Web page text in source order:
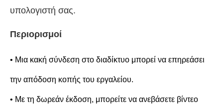
υπολογιστή σας.
Περιορισμοί
• Μια κακή σύνδεση στο διαδίκτυο μπορεί να επηρεάσει
την απόδοση κοπής του εργαλείου.
• Με τη δωρεάν έκδοση, μπορείτε να ανεβάσετε βίντεο